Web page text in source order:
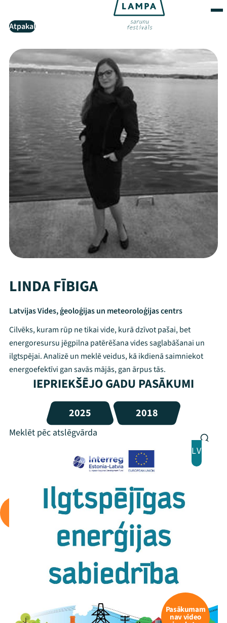
Mana programma
Programma
Arhīvs
Atpakaļ
LINDA FĪBIGA
Latvijas Vides, ģeoloģijas un meteoroloģijas centrs
Cilvēks, kuram rūp ne tikai vide, kurā dzīvot pašai, bet
energoresursu jēgpilna patērēšana vides saglabāšanai un
ilgtspējai. Analizē un meklē veidus, kā ikdienā saimniekot
energoefektīvi gan savās mājās, gan ārpus tās.
IEPRIEKŠĒJO GADU PASĀKUMI
2025 2018
LV
Pasākumam
nav video